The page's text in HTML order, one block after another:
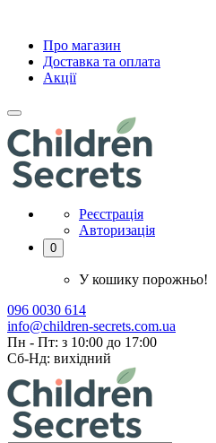
Про магазин
Доставка та оплата
Акції
Реєстрація
Авторизація
0
У кошику порожньо!
096 0030 614
info@children-secrets.com.ua
Пн - Пт: з 10:00 до 17:00
Сб-Нд: вихідний